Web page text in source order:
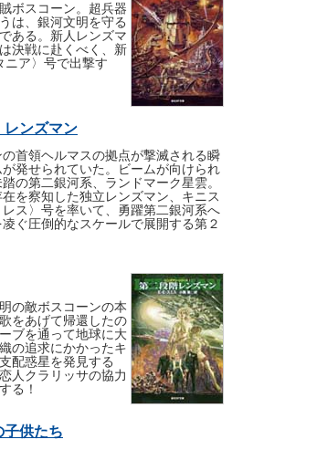
ボスコーン。超兵器
は、銀河文明を守る
ある。新人レンズマ
決戦に赴くべく、新
ニア〉号で出撃す
ンズマン
首領ヘルマスの拠点が撃滅される瞬
発せられていた。ビームが向けられ
の第二銀河系、ランドマーク星雲。
を察知した独立レンズマン、キニス
ス〉号を率いて、勇躍第二銀河系へ
ぐ圧倒的なスケールで展開する第２
の敵ボスコーンの本
をあげて帰還したの
ブを通って地球に大
の追求にかかったキ
配惑星を発見する
人クラリッサの協力
る！
供たち